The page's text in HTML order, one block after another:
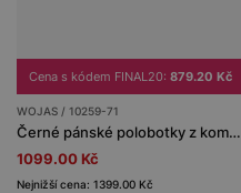
Cena s kódem FINAL20: 879.20 Kč
WOJAS / 10259-71
Černé pánské polobotky z kombinované kůže
1099.00 Kč
Nejnižší cena: 1399.00 Kč